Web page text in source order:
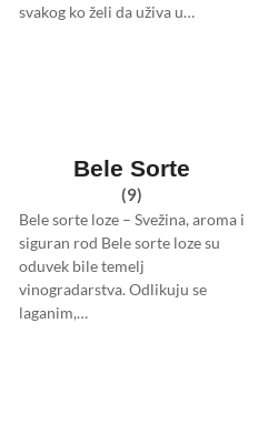
svakog ko želi da uživa u…
Bele Sorte
(9)
Bele sorte loze – Svežina, aroma i
siguran rod Bele sorte loze su
oduvek bile temelj
vinogradarstva. Odlikuju se
laganim,…